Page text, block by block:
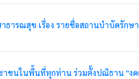
ารณสุข เรื่อง รายชื่อสถานบำบัดรัก
นในพื้นที่ทุกท่าน ร่วมตั้งปณิธาน "งด